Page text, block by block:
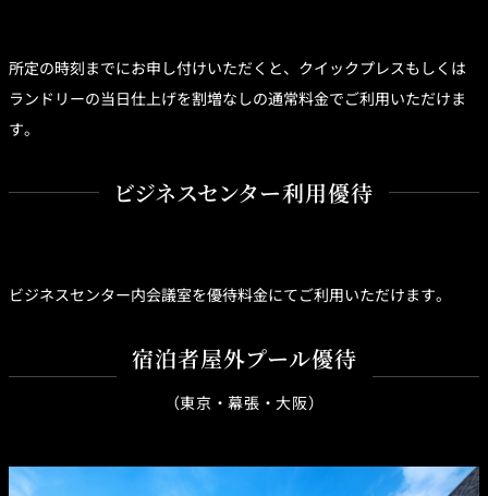
所定の時刻までにお申し付けいただくと、クイックプレスもしくは
ランドリーの当日仕上げを割増なしの通常料金でご利用いただけま
す。
ビジネスセンター利用優待
ビジネスセンター内会議室を優待料金にてご利用いただけます。
宿泊者屋外プール優待
（東京・幕張・大阪）